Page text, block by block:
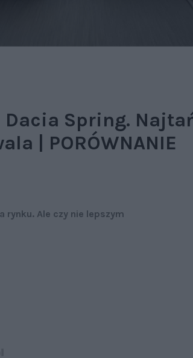
Spring.
| PORÓWNANIE
Ale czy nie lepszym